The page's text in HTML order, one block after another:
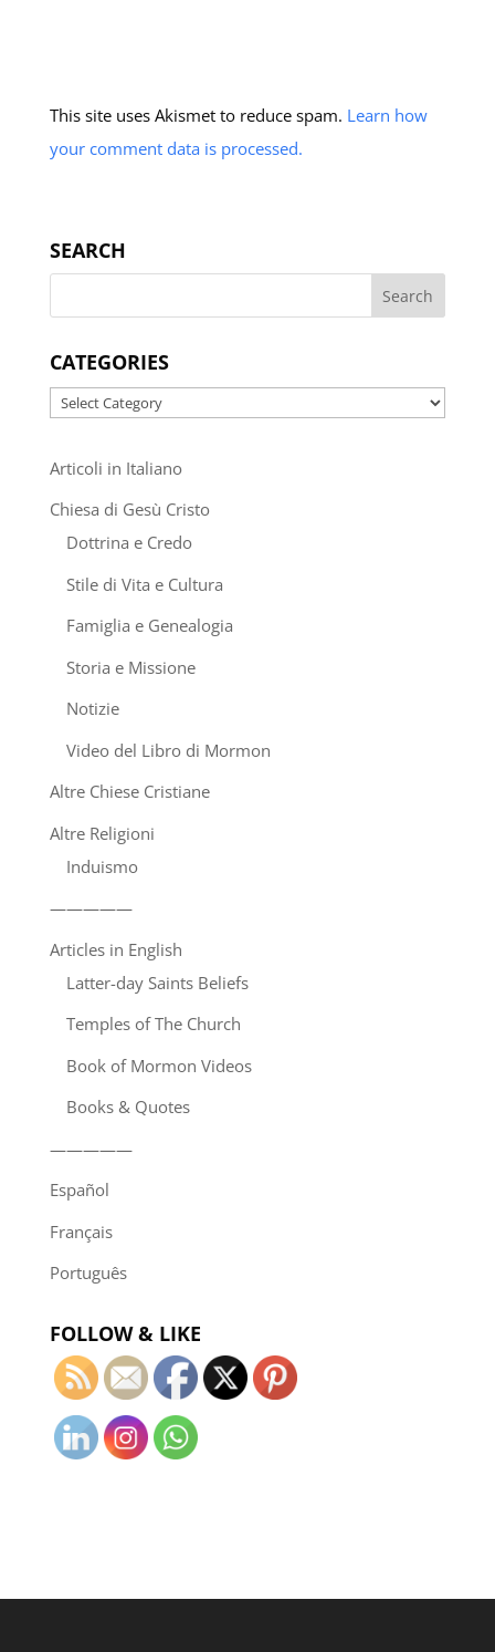
This site uses Akismet to reduce spam. Learn how
your comment data is processed.
SEARCH
CATEGORIES
Categories
Articoli in Italiano
Chiesa di Gesù Cristo
Dottrina e Credo
Stile di Vita e Cultura
Famiglia e Genealogia
Storia e Missione
Notizie
Video del Libro di Mormon
Altre Chiese Cristiane
Altre Religioni
Induismo
—————
Articles in English
Latter-day Saints Beliefs
Temples of The Church
Book of Mormon Videos
Books & Quotes
—————
Español
Français
Português
FOLLOW & LIKE